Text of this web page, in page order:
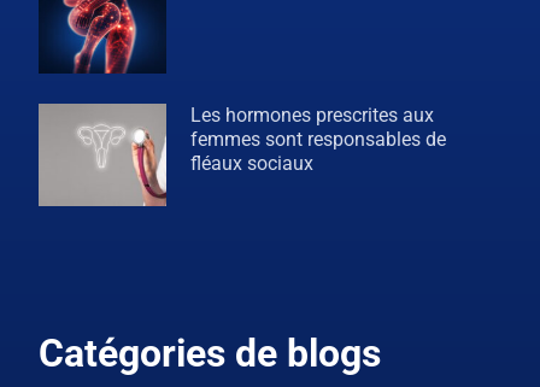
Les hormones prescrites aux
femmes sont responsables de
fléaux sociaux
Catégories de blogs